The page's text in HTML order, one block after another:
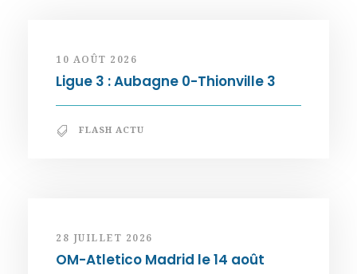
10 AOÛT 2026
Ligue 3 : Aubagne 0-Thionville 3
FLASH ACTU
28 JUILLET 2026
OM-Atletico Madrid le 14 août